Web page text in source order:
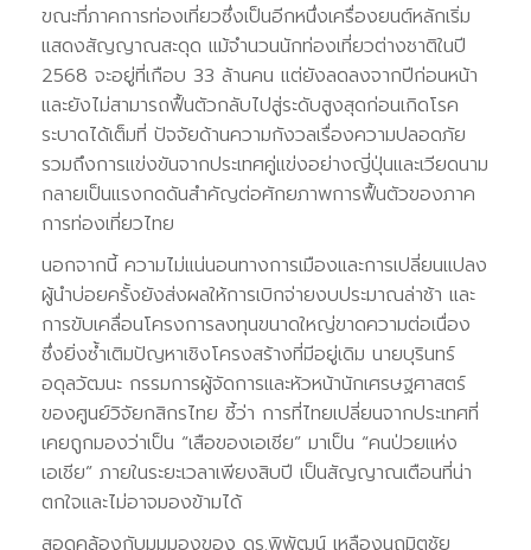
ขณะที่ภาคการท่องเที่ยวซึ่งเป็นอีกหนึ่งเครื่องยนต์หลักเริ่ม
แสดงสัญญาณสะดุด แม้จำนวนนักท่องเที่ยวต่างชาติในปี
2568 จะอยู่ที่เกือบ 33 ล้านคน แต่ยังลดลงจากปีก่อนหน้า
และยังไม่สามารถฟื้นตัวกลับไปสู่ระดับสูงสุดก่อนเกิดโรค
ระบาดได้เต็มที่ ปัจจัยด้านความกังวลเรื่องความปลอดภัย
รวมถึงการแข่งขันจากประเทศคู่แข่งอย่างญี่ปุ่นและเวียดนาม
กลายเป็นแรงกดดันสำคัญต่อศักยภาพการฟื้นตัวของภาค
การท่องเที่ยวไทย
นอกจากนี้ ความไม่แน่นอนทางการเมืองและการเปลี่ยนแปลง
ผู้นำบ่อยครั้งยังส่งผลให้การเบิกจ่ายงบประมาณล่าช้า และ
การขับเคลื่อนโครงการลงทุนขนาดใหญ่ขาดความต่อเนื่อง
ซึ่งยิ่งซ้ำเติมปัญหาเชิงโครงสร้างที่มีอยู่เดิม นายบุรินทร์
อดุลวัฒนะ กรรมการผู้จัดการและหัวหน้านักเศรษฐศาสตร์
ของศูนย์วิจัยกสิกรไทย ชี้ว่า การที่ไทยเปลี่ยนจากประเทศที่
เคยถูกมองว่าเป็น “เสือของเอเชีย” มาเป็น “คนป่วยแห่ง
เอเชีย” ภายในระยะเวลาเพียงสิบปี เป็นสัญญาณเตือนที่น่า
ตกใจและไม่อาจมองข้ามได้
สอดคล้องกับมุมมองของ ดร.พิพัฒน์ เหลืองนฤมิตชัย